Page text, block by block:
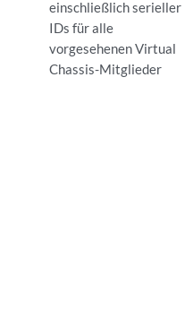
einschließlich serieller
IDs für alle
vorgesehenen Virtual
Chassis-Mitglieder